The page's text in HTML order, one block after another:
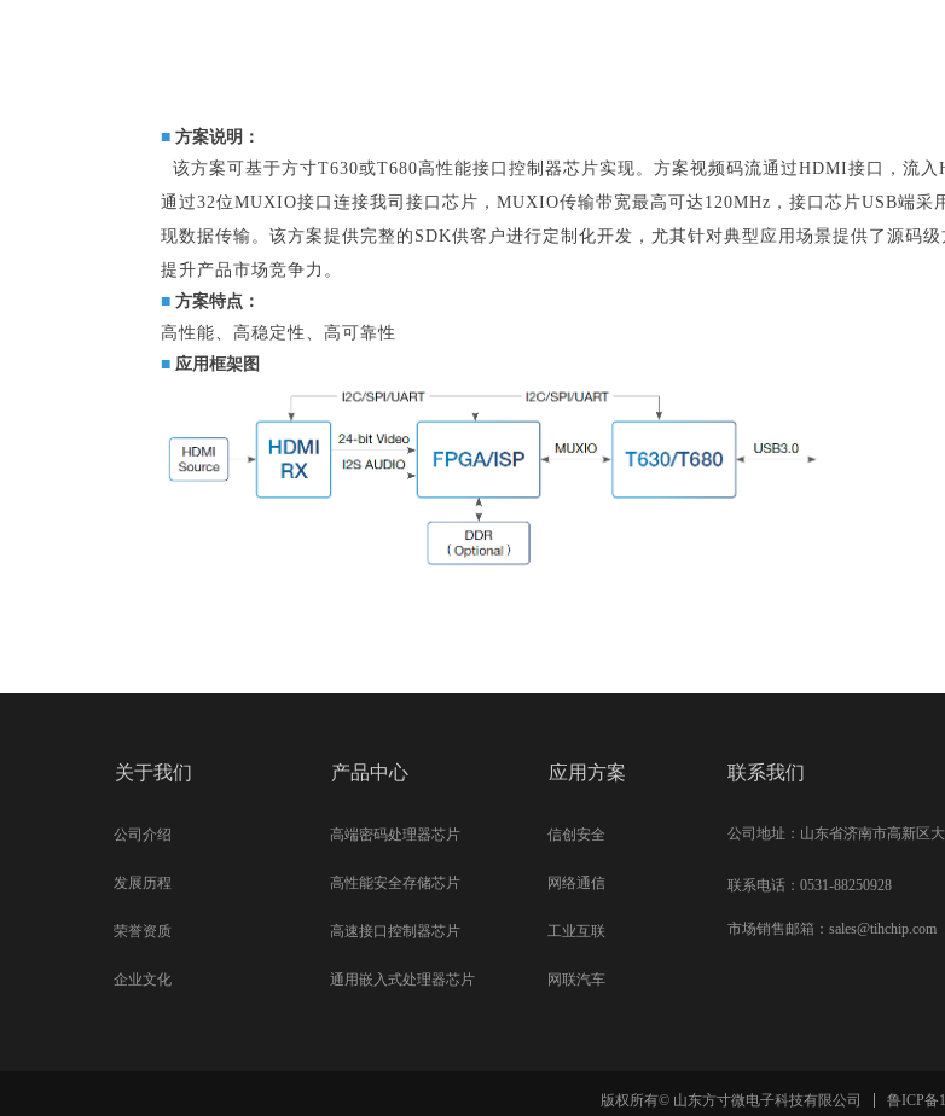
■ 方案说明：
该方案可基于方寸T630或T680高性能接口控制器芯片实现。方案视频码流通过HDMI接口，流
通过32位MUXIO接口连接我司接口芯片，MUXIO传输带宽最高可达120MHz，接口芯片USB端
现数据传输。该方案提供完整的SDK供客户进行定制化开发，尤其针对典型应用场景提供了源码
提升产品市场竞争力。
■ 方案特点：
高性能、高稳定性、高可靠性
■ 应用框架图
关于我们
公司介绍
发展历程
荣誉资质
企业文化
高端密码处理器芯片
高性能安全存储芯片
高速接口控制器芯片
通用嵌入式处理器芯片
产品中心
信创安全
网络通信
工业互联
网联汽车
应用方案 联系我们
公司地址：山东省济南市高新区
联系电话：0531-88250928
市场销售邮箱：sales@tihchip.com
版权所有© 山东方寸微电子科技有限公司 鲁ICP备